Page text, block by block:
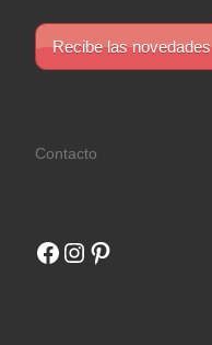
Recibe las novedades
Contacto
Facebook
Instagram
Pinterest